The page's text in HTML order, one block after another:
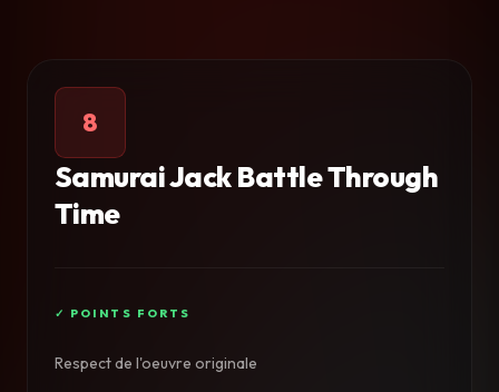
8
Samurai Jack Battle Through
Time
Respect de l'oeuvre originale